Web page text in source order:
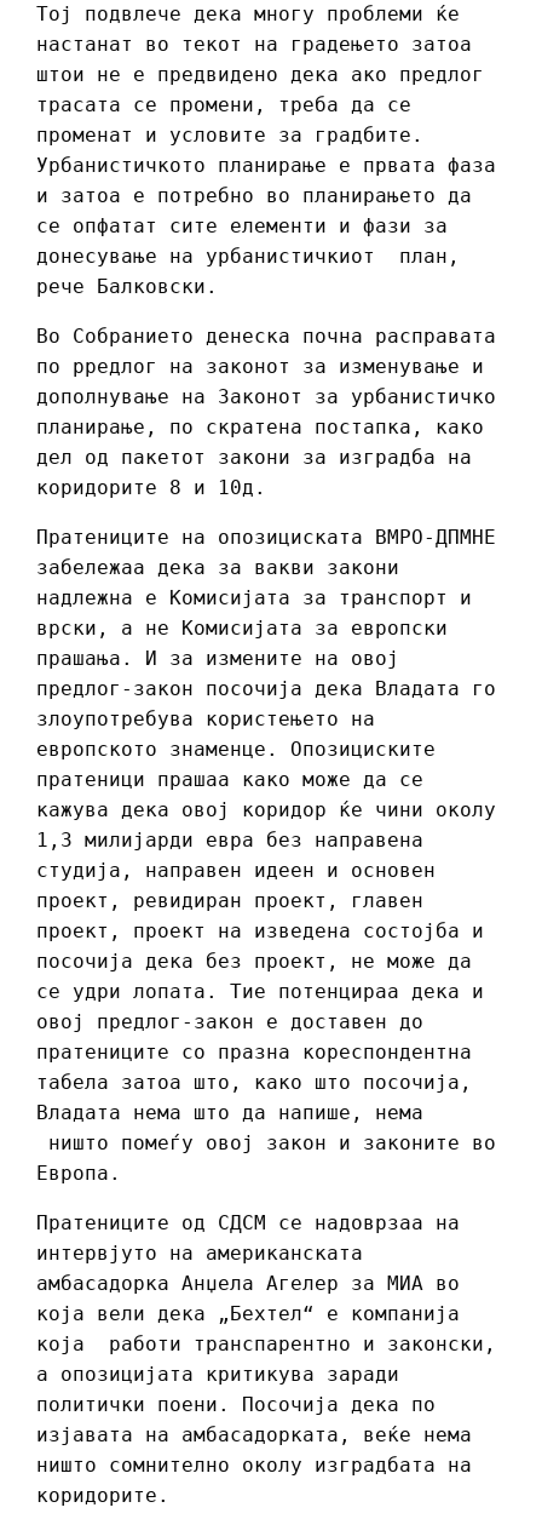
Тој подвлече дека многу проблеми ќе
настанат во текот на градењето затоа
штои не е предвидено дека ако предлог
трасата се промени, треба да се
променат и условите за градбите.
Урбанистичкото планирање е првата фаза
и затоа е потребно во планирањето да
се опфатат сите елементи и фази за
донесување на урбанистичкиот план,
рече Балковски.
Во Собранието денеска почна расправата
по pредлог на законот за изменување и
дополнување на Законот за урбанистичко
планирање, по скратена постапка, кaко
дел од пакетот закони за изградба на
коридорите 8 и 10д.
Пратениците на опозициската ВМРО-ДПМНЕ
забележаа дека за вакви закони
надлежна е Комисијата за транспорт и
врски, а не Комисијата за европски
прашања. И за измените на овој
предлог-закон посочија дека Владата го
злоупотребува користењето на
европското знаменце. Опозициските
пратеници прашаа како може да се
кажува дека овој коридор ќе чини околу
1,3 милијарди евра без направена
студија, направен идеен и основен
проект, ревидиран проект, главен
проект, проект на изведена состојба и
посочија дека без проект, не може да
се удри лопата. Тие потенцираа дека и
овој предлог-закон е доставен до
пратениците со празна кореспондентна
табела затоа што, како што посочија,
Владата нема што да напише, нема
ништо помеѓу овој закон и законите во
Европа.
Пратениците од СДСМ се надоврзаа на
интервјуто на американската
амбасадорка Анџела Агелер за МИА во
која вели дека „Бехтел“ е компанија
која работи транспарентно и законски,
а опозицијата критикува заради
политички поени. Посочија дека по
изјавата на амбасадорката, веќе нема
ништо сомнително околу изградбата на
коридорите.